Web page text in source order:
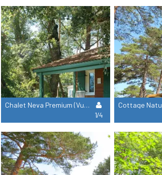
Chalet Neva Premium (Vue Champ) N° 8, 18, 19 -
1/4